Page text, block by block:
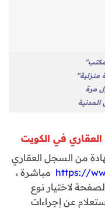
مرة
في الكويت
من السجل العقاري
https:// مباشرة ،
لاختيار نوع
عن إجراءات